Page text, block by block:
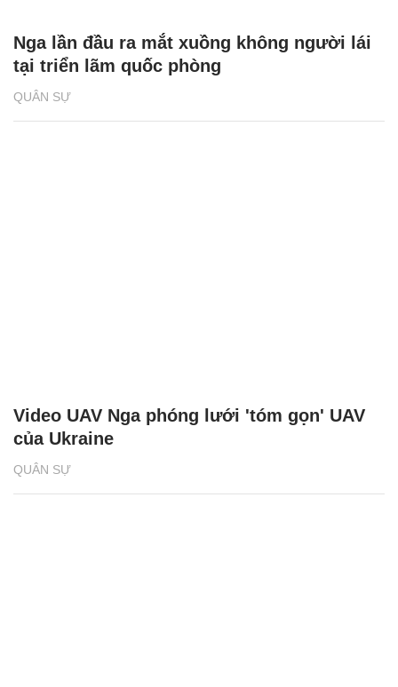
QUÂN SỰ
Nga lần đầu ra mắt xuồng không người lái
tại triển lãm quốc phòng
QUÂN SỰ
Video UAV Nga phóng lưới 'tóm gọn' UAV
của Ukraine